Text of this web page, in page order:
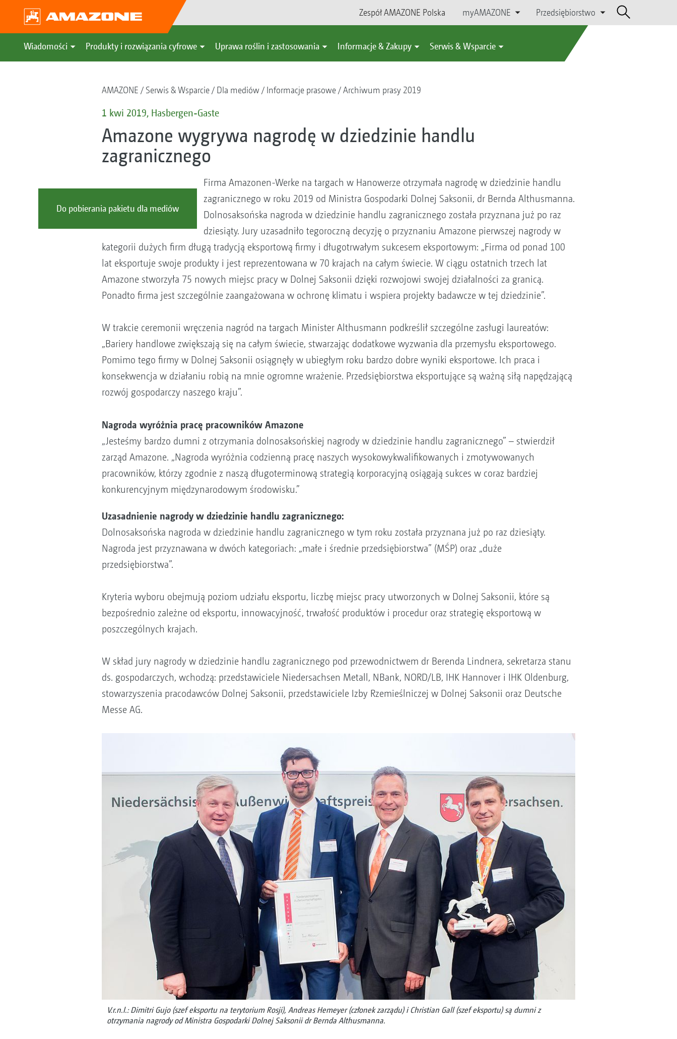
Zespół AMAZONE Polska myAMAZONE Przedsiębiorstwo
Wiadomości Produkty i rozwiązania cyfrowe Uprawa roślin i zastosowania Informacje & Zakupy Serwis & Wsparcie
AMAZONE Serwis & Wsparcie Dla mediów Informacje prasowe Archiwum prasy 2019
1 kwi 2019, Hasbergen-Gaste
Amazone wygrywa nagrodę w dziedzinie handlu
zagranicznego
Do pobierania pakietu dla mediów
Firma Amazonen-Werke na targach w Hanowerze otrzymała nagrodę w dziedzinie handlu
zagranicznego w roku 2019 od Ministra Gospodarki Dolnej Saksonii, dr Bernda Althusmanna.
Dolnosaksońska nagroda w dziedzinie handlu zagranicznego została przyznana już po raz
dziesiąty. Jury uzasadniło tegoroczną decyzję o przyznaniu Amazone pierwszej nagrody w
kategorii dużych firm długą tradycją eksportową firmy i długotrwałym sukcesem eksportowym: „Firma od ponad 100
lat eksportuje swoje produkty i jest reprezentowana w 70 krajach na całym świecie. W ciągu ostatnich trzech lat
Amazone stworzyła 75 nowych miejsc pracy w Dolnej Saksonii dzięki rozwojowi swojej działalności za granicą.
Ponadto firma jest szczególnie zaangażowana w ochronę klimatu i wspiera projekty badawcze w tej dziedzinie”.
W trakcie ceremonii wręczenia nagród na targach Minister Althusmann podkreślił szczególne zasługi laureatów:
„Bariery handlowe zwiększają się na całym świecie, stwarzając dodatkowe wyzwania dla przemysłu eksportowego.
Pomimo tego firmy w Dolnej Saksonii osiągnęły w ubiegłym roku bardzo dobre wyniki eksportowe. Ich praca i
konsekwencja w działaniu robią na mnie ogromne wrażenie. Przedsiębiorstwa eksportujące są ważną siłą napędzającą
rozwój gospodarczy naszego kraju”.
Nagroda wyróżnia pracę pracowników Amazone
„Jesteśmy bardzo dumni z otrzymania dolnosaksońskiej nagrody w dziedzinie handlu zagranicznego” – stwierdził
zarząd Amazone. „Nagroda wyróżnia codzienną pracę naszych wysokowykwalifikowanych i zmotywowanych
pracowników, którzy zgodnie z naszą długoterminową strategią korporacyjną osiągają sukces w coraz bardziej
konkurencyjnym międzynarodowym środowisku.”
Uzasadnienie nagrody w dziedzinie handlu zagranicznego:
Dolnosaksońska nagroda w dziedzinie handlu zagranicznego w tym roku została przyznana już po raz dziesiąty.
Nagroda jest przyznawana w dwóch kategoriach: „małe i średnie przedsiębiorstwa” (MŚP) oraz „duże
przedsiębiorstwa”.
Kryteria wyboru obejmują poziom udziału eksportu, liczbę miejsc pracy utworzonych w Dolnej Saksonii, które są
bezpośrednio zależne od eksportu, innowacyjność, trwałość produktów i procedur oraz strategię eksportową w
poszczególnych krajach.
W skład jury nagrody w dziedzinie handlu zagranicznego pod przewodnictwem dr Berenda Lindnera, sekretarza stanu
ds. gospodarczych, wchodzą: przedstawiciele Niedersachsen Metall, NBank, NORD/LB, IHK Hannover i IHK Oldenburg,
stowarzyszenia pracodawców Dolnej Saksonii, przedstawiciele Izby Rzemieślniczej w Dolnej Saksonii oraz Deutsche
Messe AG.
V.r.n.l.: Dimitri Gujo (szef eksportu na terytorium Rosji), Andreas Hemeyer (członek zarządu) i Christian Gall (szef eksportu) są dumni z
otrzymania nagrody od Ministra Gospodarki Dolnej Saksonii dr Bernda Althusmanna.